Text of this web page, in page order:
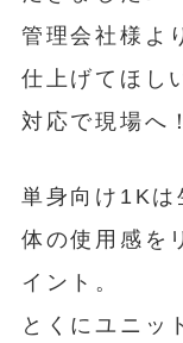
管理会社様よ
仕上げてほし
対応で現場へ！
単身向け1Kは
体の使用感を
イント。
とくにユニッ